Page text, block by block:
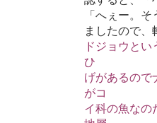
「へぇー。
ましたので、
ドジョウと
ひ
げがあるので
がコ
イ科の魚なの